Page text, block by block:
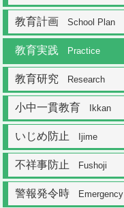
教育計画 School Plan
教育実践 Practice
教育研究 Research
小中一貫教育 Ikkan
いじめ防止 Ijime
不祥事防止 Fushoji
警報発令時 Emergency